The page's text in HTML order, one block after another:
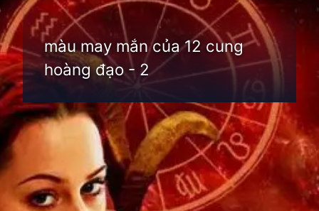
màu may mắn của 12 cung
hoàng đạo - 2